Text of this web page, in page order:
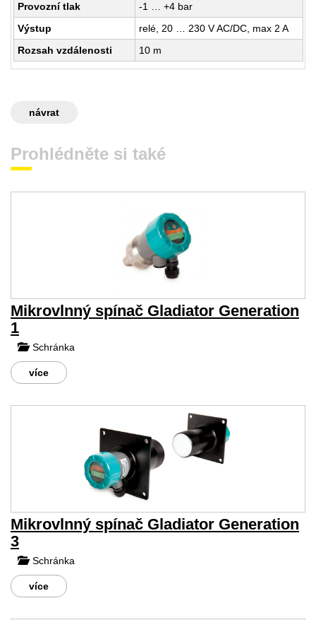
Provozní tlak
-1 … +4 bar
Výstup
relé, 20 … 230 V AC/DC, max 2 A
Rozsah vzdálenosti
10 m
návrat
Prohlédněte si také
Mikrovlnný spínač Gladiator Generation
1
Schránka
více
Mikrovlnný spínač Gladiator Generation
3
Schránka
více